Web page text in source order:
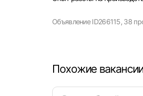
Объявление ID266115, 38
Похожие